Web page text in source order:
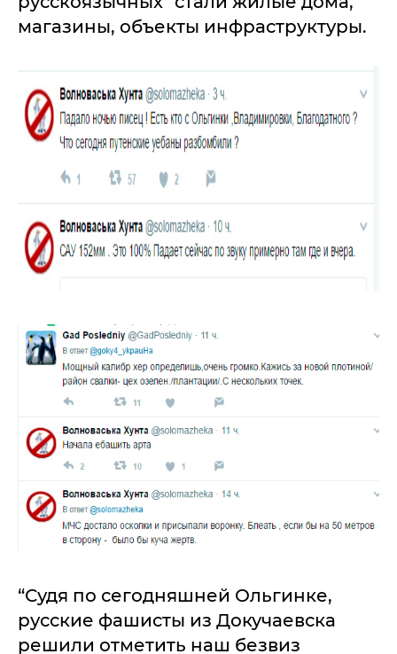
магазины, объекты инфраструктуры.
“Судя по сегодняшней Ольгинке,
русские фашисты из Докучаевска
решили отметить наш безвиз